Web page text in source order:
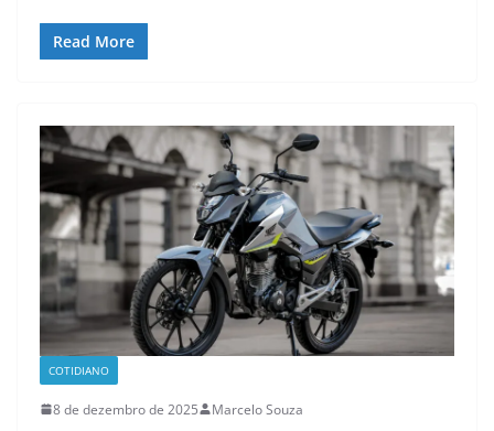
Read More
COTIDIANO
8 de dezembro de 2025 Marcelo Souza